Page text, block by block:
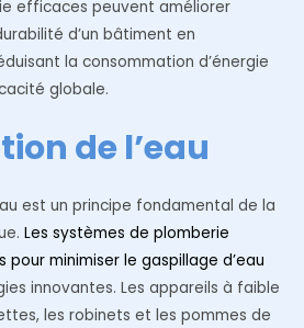
efficaces peuvent améliorer
d’un bâtiment en
la consommation d’énergie
globale.
de l’eau
est un principe fondamental de la
Les systèmes de plomberie
minimiser le gaspillage d’eau
innovantes. Les appareils à faible
les robinets et les pommes de